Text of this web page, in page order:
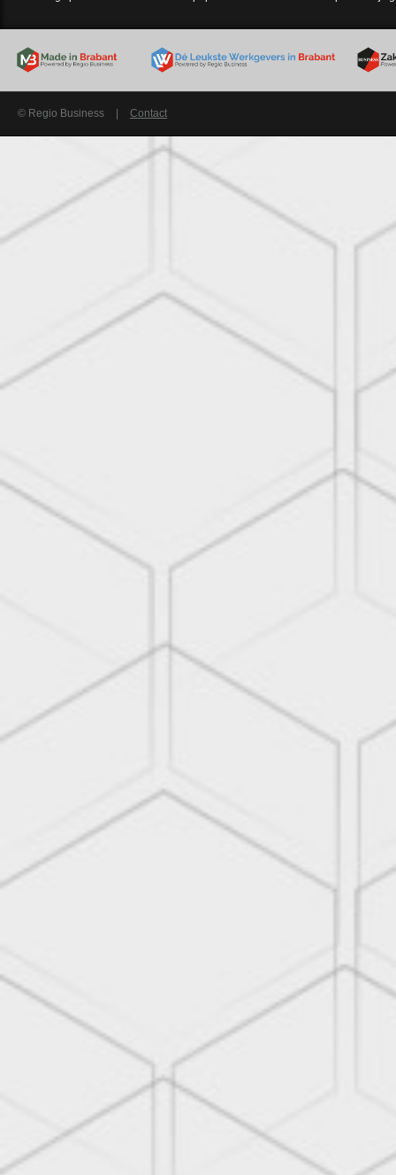
© Regio Business Contact